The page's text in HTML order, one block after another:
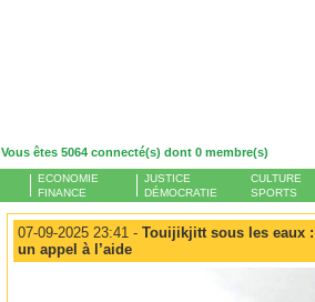
Vous êtes 5064 connecté(s) dont 0 membre(s)
ECONOMIE
FINANCE
JUSTICE
DÉMOCRATIE
CULTURE
SPORTS
07-09-2025 23:41 - Touijikjitt sous les eaux
un appel à l’aide